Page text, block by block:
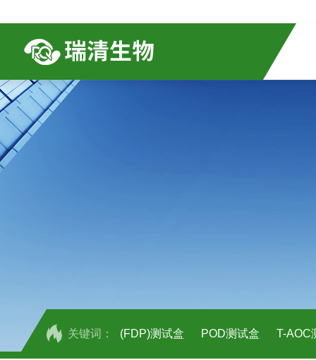
关键词： (FDP)测试盒 POD测试盒 T-AOC